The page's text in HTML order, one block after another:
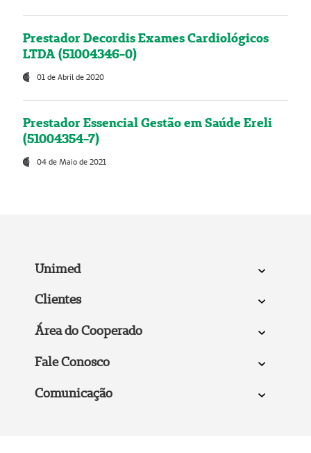
Prestador Decordis Exames Cardiológicos
LTDA (51004346-0)
01 de Abril de 2020
Prestador Essencial Gestão em Saúde Ereli
(51004354-7)
04 de Maio de 2021
Unimed
Clientes
Área do Cooperado
Fale Conosco
Comunicação